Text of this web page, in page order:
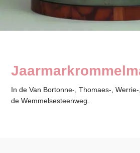
In de Van Bortonne-, Thomaes-,
de Wemmelsesteenweg.